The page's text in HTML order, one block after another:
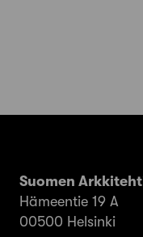
Suomen
Hämeentie 19 A
00500 Helsinki